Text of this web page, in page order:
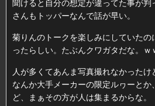
さんもトッパーなんで話が早い。
菊りんのトークを楽しみにしていた
ったらしい。たぶんクワガタだな。ｗ
人が多くてあんま写真撮れなかったけ
なんか大手メーカーの限定ルヮーと
ど、まぁその方が人は集まるからな。